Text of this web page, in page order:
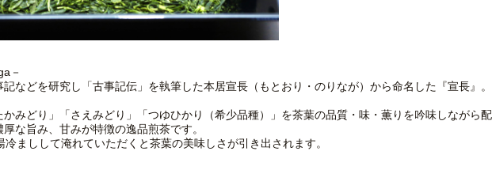
－
記などを研究し「古事記伝」を執筆した本居宣長（もとおり・のりなが）から命名した『宣長』
みどり」「さえみどり」「つゆひかり（希少品種）」を茶葉の品質・味・薫りを吟味しながら配
な旨み、甘みが特徴の逸品煎茶です。
冷ましして淹れていただくと茶葉の美味しさが引き出されます。